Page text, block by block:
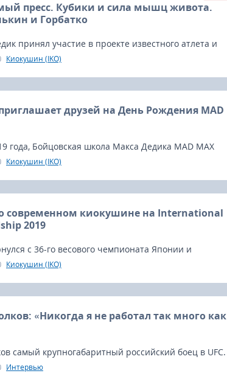
пресс. Кубики и сила мышц живота.
и Горбатко
принял участие в проекте известного атлета и
Яшанькина.
Киокушин (IKO)
друзей на День Рождения MAD
года, Бойцовская школа Макса Дедика MAD MAX
Рождения и приглашает друзей присоединиться
Киокушин (IKO)
современном киокушине на International
2019
с 36-го весового чемпионата Японии и
Friendship 2019, и поделился свежими
Киокушин (IKO)
«Никогда я не работал так много как
самый крупногабаритный российский боец в UFC.
Интервью
16.08.2026